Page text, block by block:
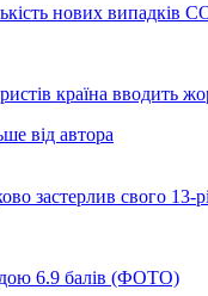
нових випадків
країна вводить
від автора
застерлив свого 13-
6.9 балів (ФОТО)